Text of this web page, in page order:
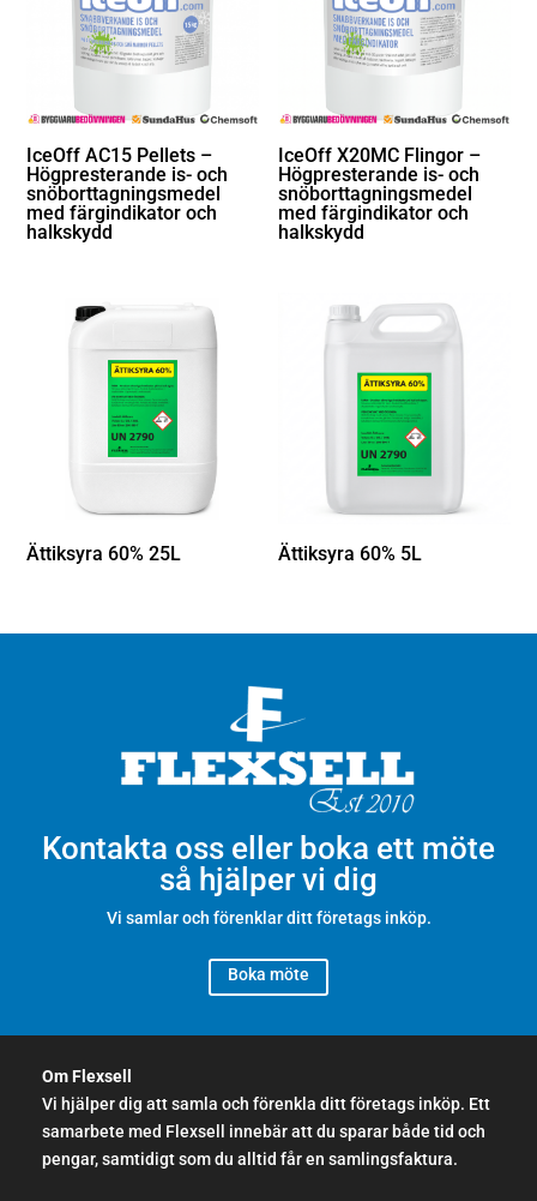
IceOff AC15 Pellets –
Högpresterande is- och
snöborttagningsmedel
med färgindikator och
halkskydd
IceOff X20MC Flingor –
Högpresterande is- och
snöborttagningsmedel
med färgindikator och
halkskydd
Ättiksyra 60% 25L Ättiksyra 60% 5L
Kontakta oss eller boka ett möte
så hjälper vi dig
Vi samlar och förenklar ditt företags inköp.
Boka möte
Om Flexsell
Vi hjälper dig att samla och förenkla ditt företags inköp. Ett
samarbete med Flexsell innebär att du sparar både tid och
pengar, samtidigt som du alltid får en samlingsfaktura.